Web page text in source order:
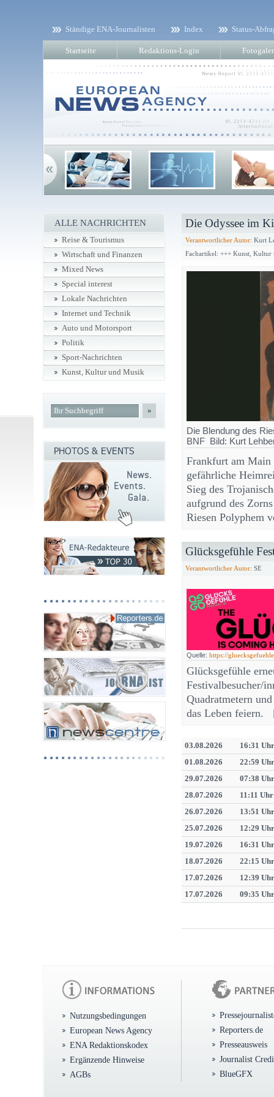
Ständige ENA-Journalisten Index Status-
Startseite Redaktions-Login
Die Odyssee im
Verantwortlicher Autor: Kurt
Fachartikel: +++ Kunst, Kultur
Die Blendung des
BNF Bild: Kurt
Frankfurt am Main
gefährliche
Sieg des
aufgrund des
Riesen Polyphem
Glücksgefühle
Verantwortlicher Autor: SE
Quelle: https://
Glücksgefühle
Festivalbesucher/
Quadratmetern
das Leben feiern.
03.08.2026
16:31 Uhr
01.08.2026
22:59 Uhr
29.07.2026
07:38 Uhr
28.07.2026
11:11 Uhr
26.07.2026
13:51 Uhr
25.07.2026
12:29 Uhr
19.07.2026
16:31 Uhr
18.07.2026
22:15 Uhr
17.07.2026
12:39 Uhr
17.07.2026
09:35 Uhr
ALLE NACHRICHTEN
Reise & Tourismus
Wirtschaft und Finanzen
Mixed News
Special interest
Lokale Nachrichten
Internet und Technik
Auto und Motorsport
Politik
Sport-Nachrichten
Kunst, Kultur und Musik
»
Nutzungsbedingungen
European News Agency
ENA Redaktionskodex
Ergänzende Hinweise
AGBs
Reporters.de
Presseausweis
Journalist
BlueGFX